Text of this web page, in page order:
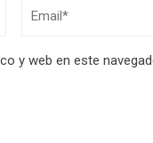
y web en este